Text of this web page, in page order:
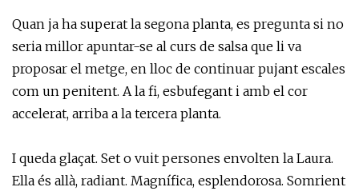
Quan ja ha superat la segona planta, es pregunta si no
seria millor apuntar-se al curs de salsa que li va
proposar el metge, en lloc de continuar pujant escales
com un penitent. A la fi, esbufegant i amb el cor
accelerat, arriba a la tercera planta.
I queda glaçat. Set o vuit persones envolten la Laura.
Ella és allà, radiant. Magnífica, esplendorosa. Somrient